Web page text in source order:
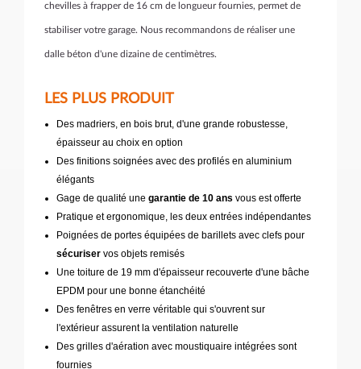
chevilles à frapper de 16 cm de longueur fournies, permet de
stabiliser votre garage. Nous recommandons de réaliser une
dalle béton d'une dizaine de centimètres.
LES PLUS PRODUIT
Des madriers, en bois brut, d'une grande robustesse,
épaisseur au choix en option
Des finitions soignées avec des profilés en aluminium
élégants
Gage de qualité une garantie de 10 ans vous est offerte
Pratique et ergonomique, les deux entrées indépendantes
Poignées de portes équipées de barillets avec clefs pour
sécuriser vos objets remisés
Une toiture de 19 mm d'épaisseur recouverte d'une bâche
EPDM pour une bonne étanchéité
Des fenêtres en verre véritable qui s'ouvrent sur
l'extérieur assurent la ventilation naturelle
Des grilles d'aération avec moustiquaire intégrées sont
fournies